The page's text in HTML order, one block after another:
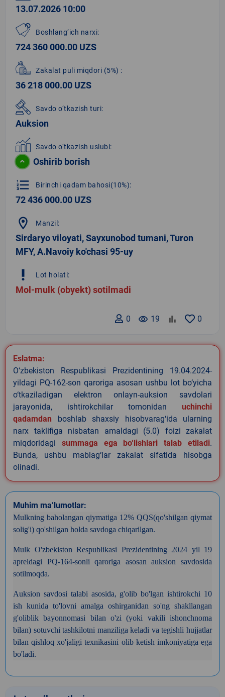
13.07.2026 10:00
Boshlang‘ich narxi:
724 360 000.00 UZS
Zakalat puli miqdori (5%) :
36 218 000.00 UZS
Savdo o‘tkazish turi:
Auksion
Savdo o‘tkazish uslubi:
Oshirib borish
format_list_numbered Birinchi qadam bahosi(10%):
72 436 000.00 UZS
location_on Manzil:
Sirdaryo viloyati, Sayxunobod tumani, Turon
MFY, A.Navoiy ko'chasi 95-uy
priority_high Lot holati:
Mol-mulk (obyekt) sotilmadi
0
remove_red_eye 19
0
Eslatma:
O‘zbekiston Respublikasi Prezidentining 19.04.2024-
yildagi PQ-162-son qaroriga asosan ushbu lot bo‘yicha
o‘tkaziladigan elektron onlayn-auksion savdolari
jarayonida, ishtirokchilar tomonidan uchinchi
qadamdan boshlab shaxsiy hisobvarag‘ida ularning
narx taklifiga nisbatan amaldagi (5.0) foizi zakalat
miqdoridagi summaga ega bo‘lishlari talab etiladi.
Bunda, ushbu mablag‘lar zakalat sifatida hisobga
olinadi.
Muhim ma’lumotlar:
Mulkning baholangan qiymatiga 12% QQS(qo'shilgan qiymat
solig'i) qo'shilgan holda savdoga chiqarilgan.
Mulk O'zbekiston Respublikasi Prezidentining 2024 yil 19
apreldagi PQ-164-sonli qaroriga asosan auksion savdosida
sotilmoqda.
Auksion savdosi talabi asosida, g'olib bo'lgan ishtirokchi 10
ish kunida to'lovni amalga oshirganidan so'ng shakllangan
g'oliblik bayonnomasi bilan o'zi(yoki vakili ishonchnoma
bilan) sotuvchi tashkilotni manziliga keladi va tegishli hujjatlar
bilan qishloq xo'jaligi texnikasini olib ketish imkoniyatiga ega
bo'ladi.